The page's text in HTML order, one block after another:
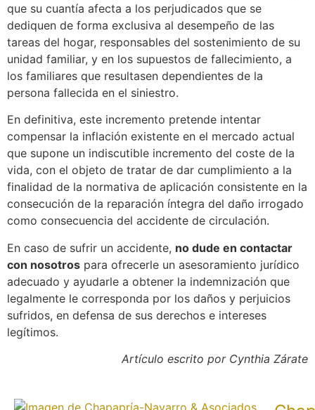
que su cuantía afecta a los perjudicados que se
dediquen de forma exclusiva al desempeño de las
tareas del hogar, responsables del sostenimiento de su
unidad familiar, y en los supuestos de fallecimiento, a
los familiares que resultasen dependientes de la
persona fallecida en el siniestro.
En definitiva, este incremento pretende intentar
compensar la inflación existente en el mercado actual
que supone un indiscutible incremento del coste de la
vida, con el objeto de tratar de dar cumplimiento a la
finalidad de la normativa de aplicación consistente en la
consecución de la reparación íntegra del daño irrogado
como consecuencia del accidente de circulación.
En caso de sufrir un accidente, no dude en contactar
con nosotros para ofrecerle un asesoramiento jurídico
adecuado y ayudarle a obtener la indemnización que
legalmente le corresponda por los daños y perjuicios
sufridos, en defensa de sus derechos e intereses
legítimos.
Artículo escrito por Cynthia Zárate